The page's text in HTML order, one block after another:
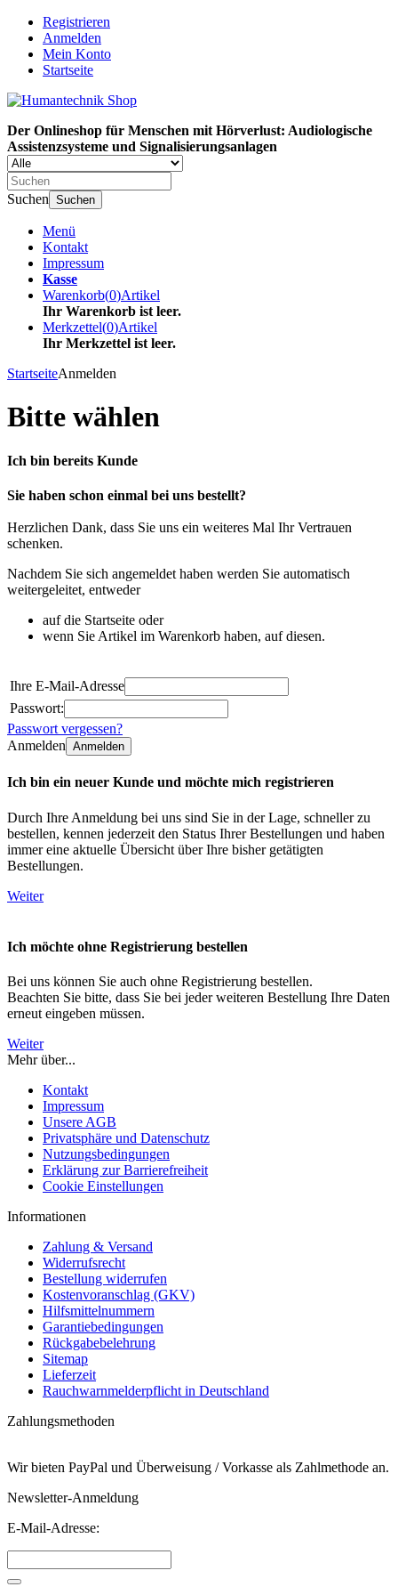
Registrieren
Anmelden
Mein Konto
Startseite
Der Onlineshop für Menschen mit Hörverlust: Audiologische
Assistenzsysteme und Signalisierungsanlagen
Suchen Suchen
Menü
Kontakt
Impressum
Kasse
Warenkorb(0)Artikel
Ihr Warenkorb ist leer.
Merkzettel(0)Artikel
Ihr Merkzettel ist leer.
StartseiteAnmelden
Bitte wählen
Ich bin bereits Kunde
Sie haben schon einmal bei uns bestellt?
Herzlichen Dank, dass Sie uns ein weiteres Mal Ihr Vertrauen
schenken.
Nachdem Sie sich angemeldet haben werden Sie automatisch
weitergeleitet, entweder
auf die Startseite oder
wenn Sie Artikel im Warenkorb haben, auf diesen.
Ihre E-Mail-Adresse
Passwort:
Passwort vergessen?
Anmelden Anmelden
Ich bin ein neuer Kunde und möchte mich registrieren
Durch Ihre Anmeldung bei uns sind Sie in der Lage, schneller zu
bestellen, kennen jederzeit den Status Ihrer Bestellungen und haben
immer eine aktuelle Übersicht über Ihre bisher getätigten
Bestellungen.
Weiter
Ich möchte ohne Registrierung bestellen
Bei uns können Sie auch ohne Registrierung bestellen.
Beachten Sie bitte, dass Sie bei jeder weiteren Bestellung Ihre Daten
erneut eingeben müssen.
Weiter
Mehr über...
Kontakt
Impressum
Unsere AGB
Privatsphäre und Datenschutz
Nutzungsbedingungen
Erklärung zur Barrierefreiheit
Cookie Einstellungen
Informationen
Zahlung & Versand
Widerrufsrecht
Bestellung widerrufen
Kostenvoranschlag (GKV)
Hilfsmittelnummern
Garantiebedingungen
Rückgabebelehrung
Sitemap
Lieferzeit
Rauchwarnmelderpflicht in Deutschland
Zahlungsmethoden
Wir bieten PayPal und Überweisung / Vorkasse als Zahlmethode an.
Newsletter-Anmeldung
E-Mail-Adresse: